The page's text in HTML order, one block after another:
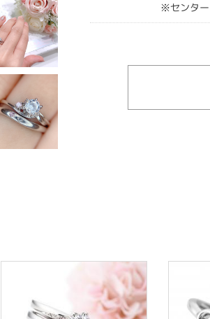
※センター